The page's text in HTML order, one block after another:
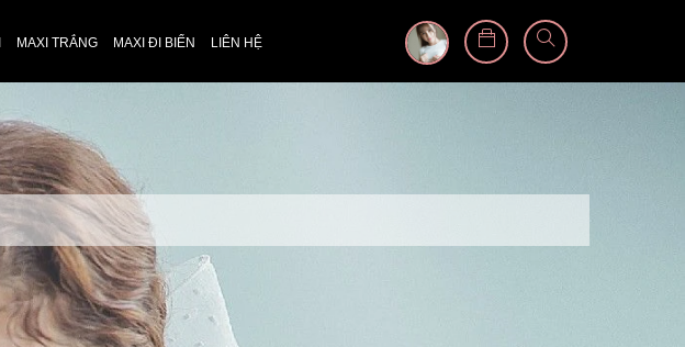
MAXI TRẮNG MAXI ĐI BIỂN LIÊN HỆ